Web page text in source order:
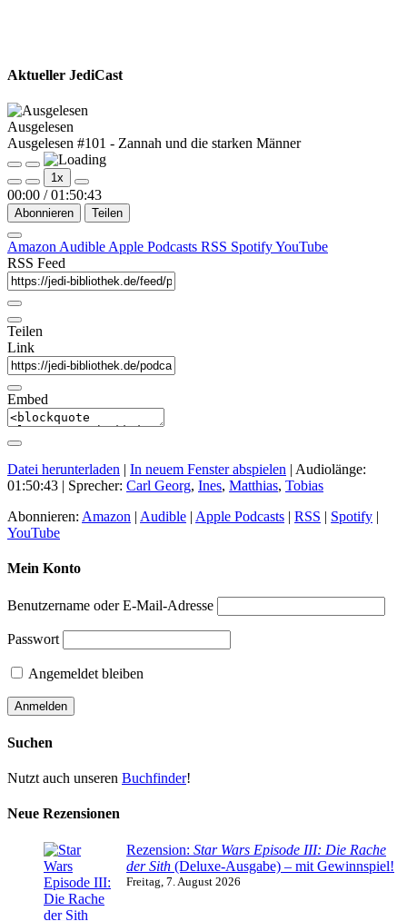
Aktueller JediCast
Ausgelesen
Ausgelesen #101 - Zannah und die starken Männer
Play
Episode
Pause
Episode
1x
00:00 / 01:50:43
Abonnieren Teilen
Amazon Audible Apple Podcasts RSS SpotifyYouTube
RSS Feed
Teilen
Link
Embed
Datei herunterladen | In neuem Fenster abspielen | Audiolänge:
01:50:43 | Sprecher: Carl Georg, Ines, Matthias, Tobias
Abonnieren: Amazon | Audible | Apple Podcasts | RSS | Spotify |
YouTube
Mein Konto
Benutzername oder E-Mail-Adresse
Passwort
Angemeldet bleiben
Suchen
Nutzt auch unseren Buchfinder!
Neue Rezensionen
Rezension: Star Wars Episode III: Die Rache
der Sith (Deluxe-Ausgabe) – mit Gewinnspiel!
Freitag, 7. August 2026